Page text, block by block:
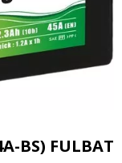
BS) FULBAT